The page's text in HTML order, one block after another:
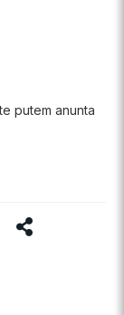
putem anunta
Distribuie